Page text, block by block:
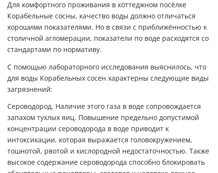
Для комфортного проживания в коттеджном посёлке
Корабельные сосны, качество воды должно отличаться
хорошими показателями. Но в связи с приближённостью к
столичной агломерации, показатели по воде расходятся со
стандартами по нормативу.
С помощью лабораторного исследования выяснилось, что
для воды Корабельных сосен характерны следующие виды
загрязнений:
Сероводород. Наличие этого газа в воде сопровождается
запахом тухлых яиц. Повышение предельно допустимой
концентрации сероводорода в воде приводит к
интоксикации, которая выражается головокружением,
тошнотой, рвотой и кислородной недостаточностью. Также
высокое содержание сероводорода способно блокировать